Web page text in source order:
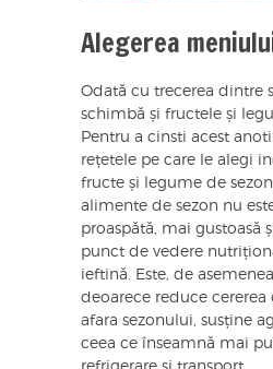
Alegerea
Odată cu trecerea dintre
schimbă și fructele și
Pentru a cinsti acest
rețetele pe care le alegi
fructe și legume de
alimente de sezon nu
proaspătă, mai gustoasă
punct de vedere
ieftină. Este, de
deoarece reduce
afara sezonului, susține
ceea ce înseamnă mai